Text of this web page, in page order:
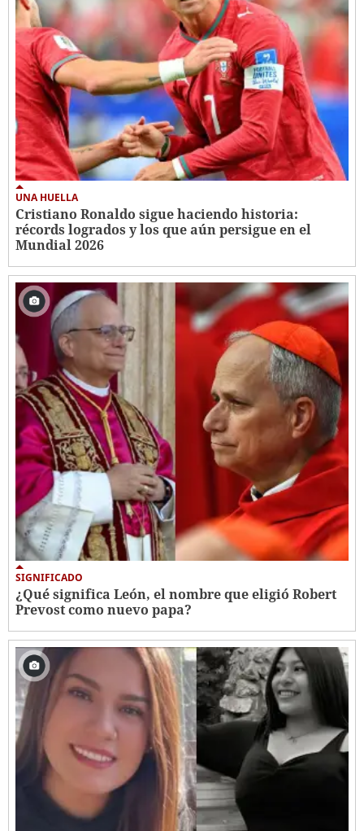
UNA HUELLA
Cristiano Ronaldo sigue haciendo historia:
récords logrados y los que aún persigue en el
Mundial 2026
SIGNIFICADO
¿Qué significa León, el nombre que eligió Robert
Prevost como nuevo papa?